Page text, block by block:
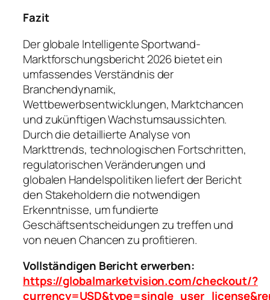
Fazit
Der globale Intelligente Sportwand-
Marktforschungsbericht 2026 bietet ein
umfassendes Verständnis der
Branchendynamik,
Wettbewerbsentwicklungen, Marktchancen
und zukünftigen Wachstumsaussichten.
Durch die detaillierte Analyse von
Markttrends, technologischen Fortschritten,
regulatorischen Veränderungen und
globalen Handelspolitiken liefert der Bericht
den Stakeholdern die notwendigen
Erkenntnisse, um fundierte
Geschäftsentscheidungen zu treffen und
von neuen Chancen zu profitieren.
Vollständigen Bericht erwerben:
https://globalmarketvision.com/checkout/?